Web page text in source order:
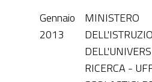
Gennaio
2013
MINISTERO
RICERCA -